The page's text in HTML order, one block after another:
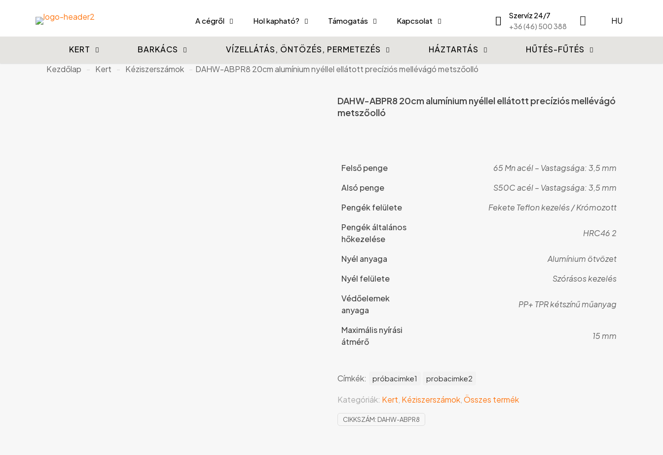
A cégről Hol kapható? Támogatás Kapcsolat
Szervíz 24/7
+36 (46) 500 388
HU
KERT BARKÁCS VÍZELLÁTÁS, ÖNTÖZÉS, PERMETEZÉS HÁZTARTÁS
HŰTÉS-FŰTÉS
Kezdőlap - Kert - Kéziszerszámok - DAHW-ABPR8 20cm alumínium nyéllel ellátott precíziós mellévágó metszőolló
DAHW-ABPR8 20cm alumínium nyéllel ellátott precíziós mellévágó
metszőolló
Felső penge
65 Mn acél – Vastagsága: 3,5 mm
Alsó penge
S50C acél – Vastagsága: 3,5 mm
Pengék felülete
Fekete Teflon kezelés / Krómozott
Pengék általános
hőkezelése
HRC46 2
Nyél anyaga
Alumínium ötvözet
Nyél felülete
Szórásos kezelés
Védőelemek
anyaga
PP+ TPR kétszínű műanyag
Maximális nyírási
átmérő
15 mm
Címkék: próbacimke1 probacimke2
Kategóriák: Kert Kéziszerszámok Összes termék
CIKKSZÁM: DAHW-ABPR8